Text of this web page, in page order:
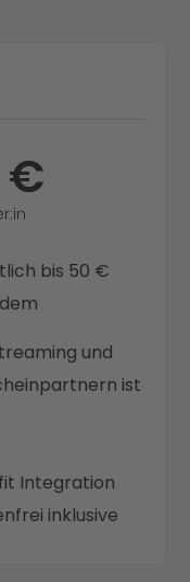
€
bis 50 €
und
ist
Integration
inklusive